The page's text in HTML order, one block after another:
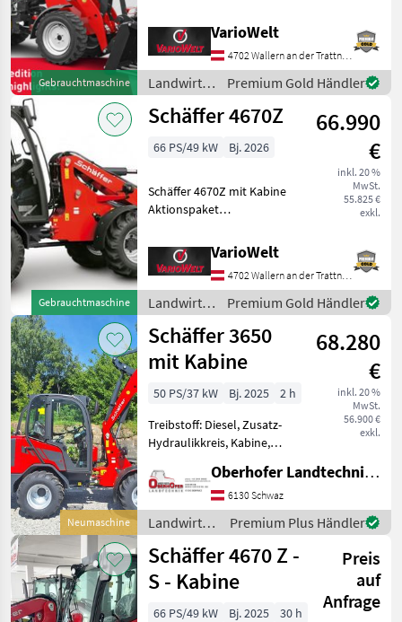
Gebrauchtmaschine
Kubota D1105, 18, 5 kW (25
PS)-Hydrostatischer
Allradantrieb mit
automotiverSteuerung- B
VarioWelt
4702 Wallern an der Trattnach
Landwirtsch.
Motorfahrzeuge
/ Schäffer
Premium Gold Händler
Gebrauchtmaschine
Schäffer 4670Z
66.990
€
inkl. 20 %
MwSt.
55.825 €
exkl.
66 PS/49 kW Bj. 2026
Schäffer 4670Z mit Kabine
Aktionspaket
4670 Z-2 • 4-Zylinder-
Dieselmotor Kubota V2403-
CR-T, 48, 6 kW (66 PS) • DOC
und DPF zur Erfüllu
VarioWelt
4702 Wallern an der Trattnach
Landwirtsch.
Motorfahrzeuge
/ Schäffer
Premium Gold Händler
Neumaschine
Schäffer 3650
mit Kabine
68.280
€
inkl. 20 %
MwSt.
56.900 €
exkl.
50 PS/37 kW Bj. 2025
2 h
Treibstoff: Diesel, Zusatz-
Hydraulikkreis, Kabine,
hydr. Geräteverriegelung
Schäffer Hoflader 3650 -
Kubota Diesel Motor D1803-
CR-T - Leistung
Oberhofer Landtechnik GmbH
6130 Schwaz
Landwirtsch.
Motorfahrzeuge
/ Schäffer
Premium Plus Händler
Schäffer 4670 Z -
S - Kabine
Preis
auf
Anfrage
66 PS/49 kW Bj. 2025
30 h